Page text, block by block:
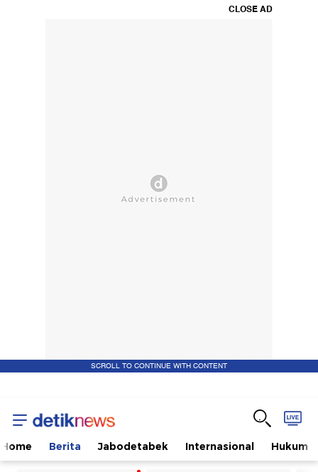
CLOSE AD
SCROLL TO CONTINUE WITH CONTENT
Home Berita Jabodetabek Internasional Hukum